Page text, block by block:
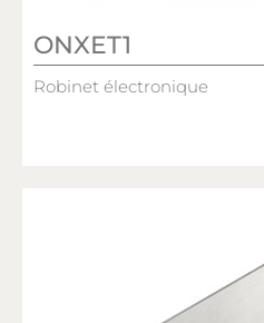
ONXET1
Robinet électronique